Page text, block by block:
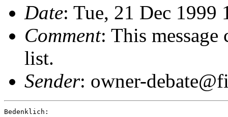
Date: Tue, 21 Dec 1999
Comment: This
list.
Sender: owner-
Bedenklich: